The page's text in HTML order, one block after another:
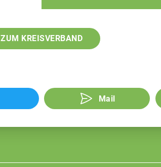
ZUM KREISVERBAND
Mail